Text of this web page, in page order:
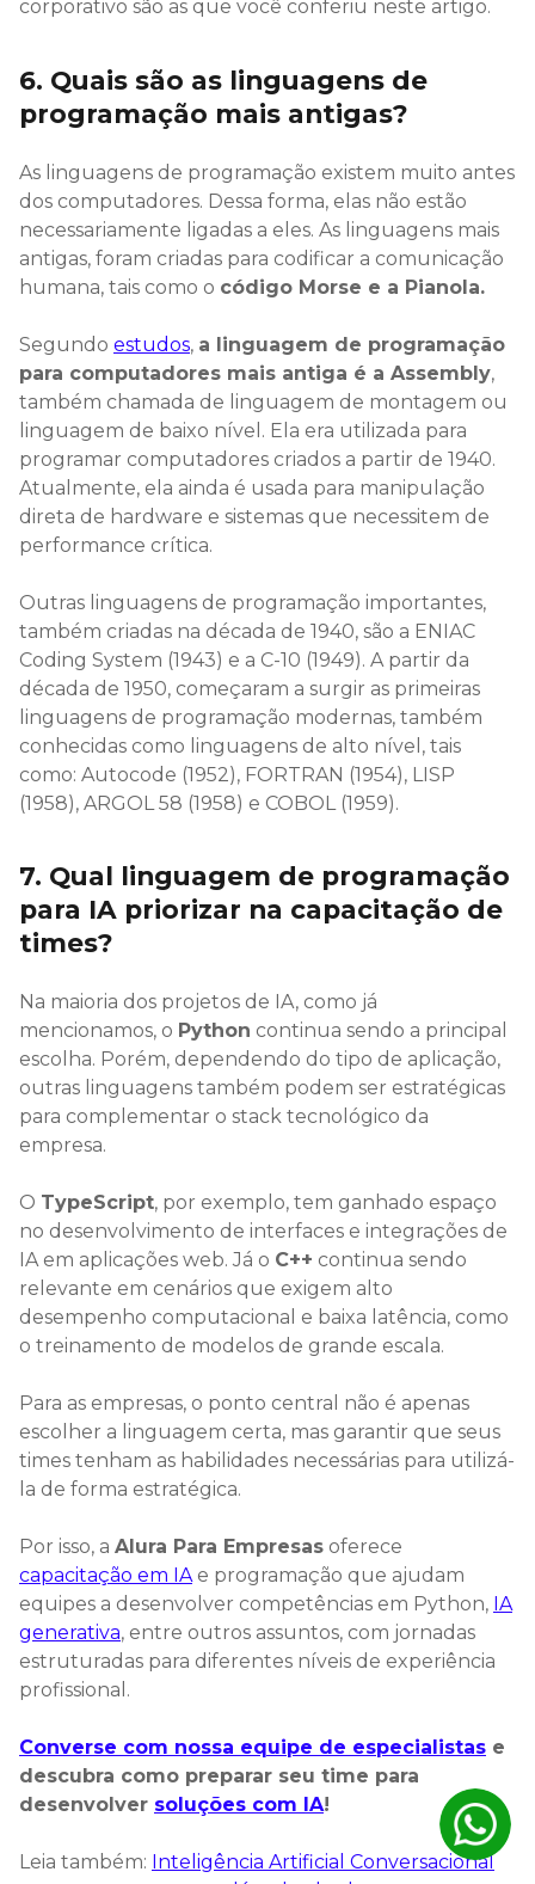
corporativo são as que você conferiu neste artigo.
6. Quais são as linguagens de
programação mais antigas?
As linguagens de programação existem muito antes
dos computadores. Dessa forma, elas não estão
necessariamente ligadas a eles. As linguagens mais
antigas, foram criadas para codificar a comunicação
humana, tais como o código Morse e a Pianola.
Segundo estudos, a linguagem de programação
para computadores mais antiga é a Assembly,
também chamada de linguagem de montagem ou
linguagem de baixo nível. Ela era utilizada para
programar computadores criados a partir de 1940.
Atualmente, ela ainda é usada para manipulação
direta de hardware e sistemas que necessitem de
performance crítica.
Outras linguagens de programação importantes,
também criadas na década de 1940, são a ENIAC
Coding System (1943) e a C-10 (1949). A partir da
década de 1950, começaram a surgir as primeiras
linguagens de programação modernas, também
conhecidas como linguagens de alto nível, tais
como: Autocode (1952), FORTRAN (1954), LISP
(1958), ARGOL 58 (1958) e COBOL (1959).
7. Qual linguagem de programação
para IA priorizar na capacitação de
times?
Na maioria dos projetos de IA, como já
mencionamos, o Python continua sendo a principal
escolha. Porém, dependendo do tipo de aplicação,
outras linguagens também podem ser estratégicas
para complementar o stack tecnológico da
empresa.
O TypeScript, por exemplo, tem ganhado espaço
no desenvolvimento de interfaces e integrações de
IA em aplicações web. Já o C++ continua sendo
relevante em cenários que exigem alto
desempenho computacional e baixa latência, como
o treinamento de modelos de grande escala.
Para as empresas, o ponto central não é apenas
escolher a linguagem certa, mas garantir que seus
times tenham as habilidades necessárias para utilizá-
la de forma estratégica.
Por isso, a Alura Para Empresas oferece
capacitação em IAe programação que ajudam
equipes a desenvolver competências em Python, IA
generativa, entre outros assuntos, com jornadas
estruturadas para diferentes níveis de experiência
profissional.
Converse com nossa equipe de especialistas e
descubra como preparar seu time para
desenvolver soluções com IA!
Leia também: Inteligência Artificial Conversacional